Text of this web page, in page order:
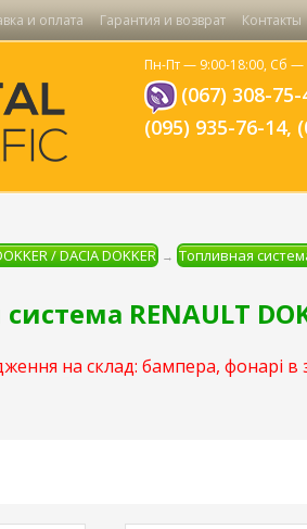
и оплата Гарантия и возврат Контакты
Пн-Пт — 9:00-18:00, Сб —
(067) 308-75-
(095) 935-76-14,
/ DACIA DOKKER → Топливная
RENAULT
на склад: бампера, фонарі